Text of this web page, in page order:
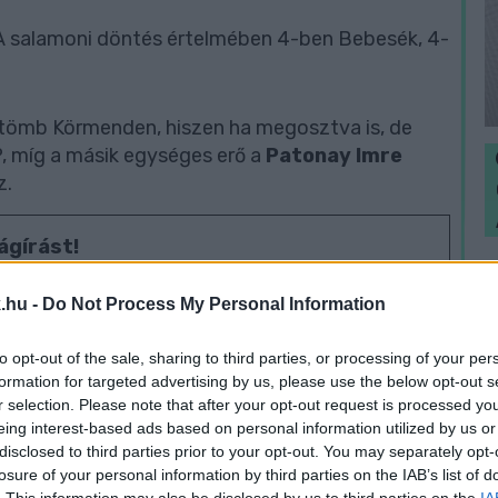
- Do Not Process My Personal Information
opt-out of the sale, sharing to third parties, or processing of your
for targeted advertising by us, please use the below opt-out
selection. Please note that after your opt-out request is processed
interest-based ads based on personal information utilized by us
to third parties prior to your opt-out. You may separately
of your personal information by third parties on the IAB’s list of
salamoni döntés értelmében 4-ben Bebesék, 4-
Körmenden, hiszen ha megosztva is, de
a másik egységes erő a Patonay Imre
hogy a tőlük független szerkesztőségek
még a hatalmat ellenőrző hang, akkor
Nemzeti Újságírók Demokratikus